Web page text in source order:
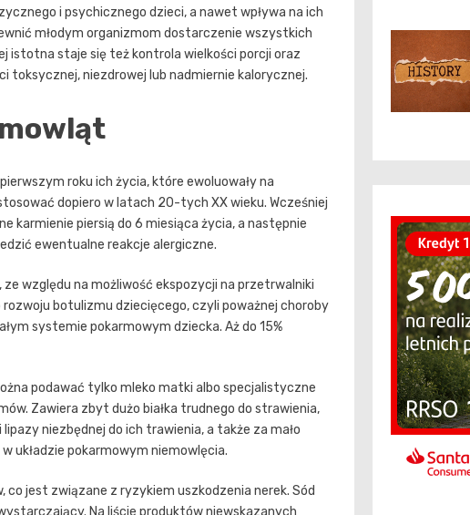
i psychicznego dzieci, a nawet wpływa na ich
młodym organizmom dostarczenie wszystkich
istotna staje się też kontrola wielkości porcji oraz
toksycznej, niezdrowej lub nadmiernie kalorycznej.
roku ich życia, które ewoluowały na
dopiero w latach 20-tych XX wieku. Wcześniej
karmienie piersią do 6 miesiąca życia, a następnie
ewentualne reakcje alergiczne.
względu na możliwość ekspozycji na przetrwalniki
botulizmu dziecięcego, czyli poważnej choroby
systemie pokarmowym dziecka. Aż do 15%
podawać tylko mleko matki albo specjalistyczne
Zawiera zbyt dużo białka trudnego do strawienia,
niezbędnej do ich trawienia, a także za mało
układzie pokarmowym niemowlęcia.
co jest związane z ryzykiem uszkodzenia nerek. Sód
Na liście produktów niewskazanych